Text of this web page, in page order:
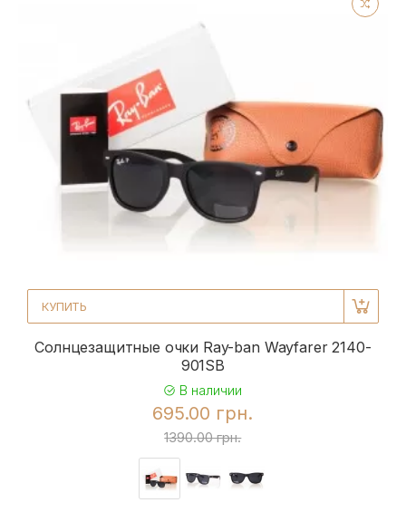
КУПИТЬ
Солнцезащитные очки Ray-ban Wayfarer 2140-
901SB
В наличии
695.00 грн.
1390.00 грн.